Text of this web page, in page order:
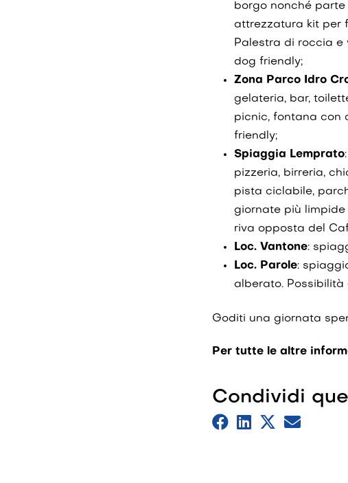
borgo nonché
attrezzatura kit per
Palestra di roccia
dog friendly;
Zona Parco Idro
gelateria, bar,
picnic, fontana con
friendly;
Spiaggia Lemprato
pizzeria, birreria,
pista ciclabile,
giornate più
riva opposta del
Loc. Vantone:
Loc. Parole:
alberato.
Goditi una giornata
Per tutte le altre
Condividi